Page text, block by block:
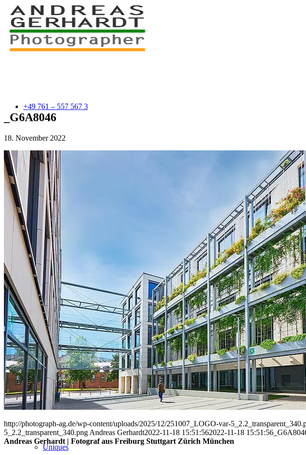
+49 761 – 557 567 3
myStory
Portfolio
People
Lifestyle
Corporate
Sports
Uniques
_G6A8046
18. November 2022
http://photograph-ag.de/wp-content/uploads/2025/12/251007_LOGO-var-
5_2.2_transparent_340.png Andreas Gerhardt2022-11-18 15:51:562022-11-18 15:51:56
Andreas Gerhardt | Fotograf aus Freiburg Stuttgart Zürich München